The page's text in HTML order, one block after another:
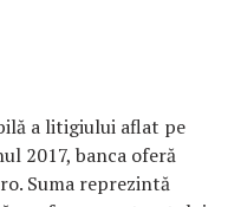
a litigiului aflat pe
2017, banca oferă
Suma reprezintă